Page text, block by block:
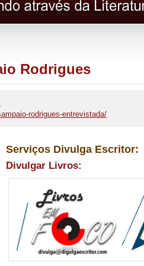
Rodrigues
rodrigues-entrevistada/
Serviços Divulga Escritor:
Divulgar Livros: